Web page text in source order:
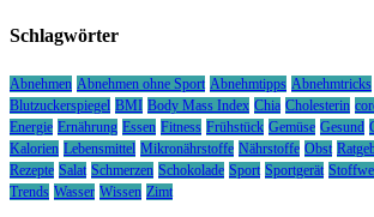
Schlagwörter
Abnehmen Abnehmen ohne Sport Abnehmtipps Abnehmtricks
Blutzuckerspiegel BMI Body Mass Index Chia Cholesterin
Energie Ernährung Essen Fitness Frühstück Gemüse Gesund
Kalorien Lebensmittel Mikronährstoffe Nährstoffe Obst
Rezepte Salat Schmerzen Schokolade Sport Sportgerät
Trends Wasser Wissen Zimt